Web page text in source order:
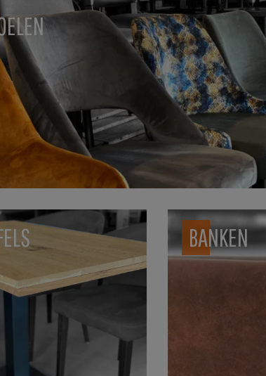
BANKEN